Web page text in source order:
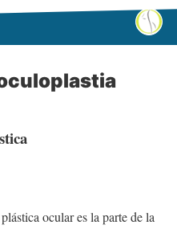
ocular es la parte de la